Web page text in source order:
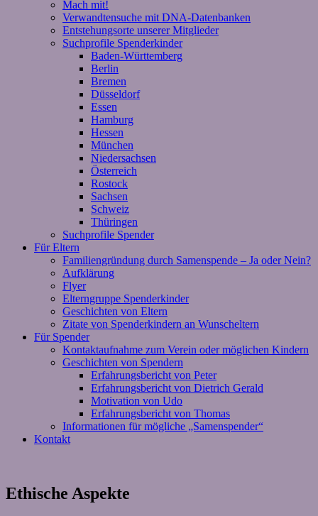
Mach mit!
Verwandtensuche mit DNA-Datenbanken
Entstehungsorte unserer Mitglieder
Suchprofile Spenderkinder
Baden-Württemberg
Berlin
Bremen
Düsseldorf
Essen
Hamburg
Hessen
München
Niedersachsen
Österreich
Rostock
Sachsen
Schweiz
Thüringen
Suchprofile Spender
Für Eltern
Familiengründung durch Samenspende – Ja oder Nein?
Aufklärung
Flyer
Elterngruppe Spenderkinder
Geschichten von Eltern
Zitate von Spenderkindern an Wunscheltern
Für Spender
Kontaktaufnahme zum Verein oder möglichen Kindern
Geschichten von Spendern
Erfahrungsbericht von Peter
Erfahrungsbericht von Dietrich Gerald
Motivation von Udo
Erfahrungsbericht von Thomas
Informationen für mögliche „Samenspender“
Kontakt
Ethische Aspekte